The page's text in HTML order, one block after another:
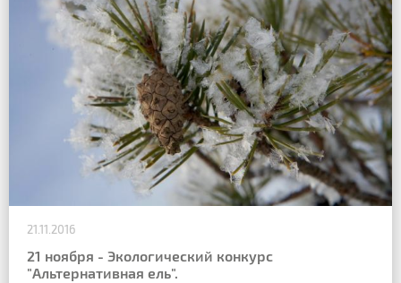
21.11.2016
21 ноября - Экологический конкурс
"Альтернативная ель".